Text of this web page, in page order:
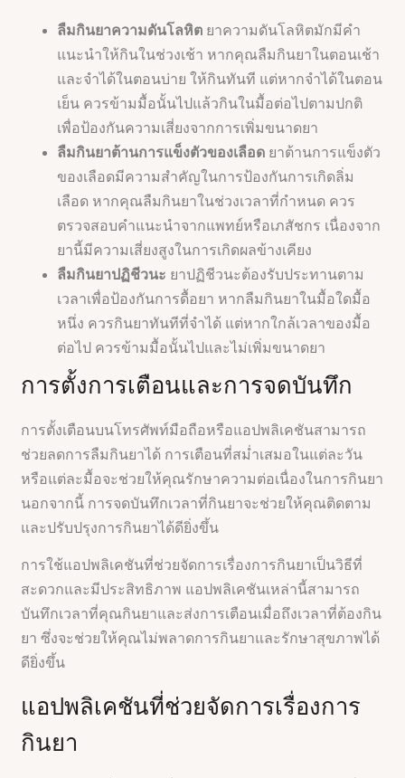
ลืมกินยาความดันโลหิต ยาความดันโลหิตมักมีคำ
แนะนำให้กินในช่วงเช้า หากคุณลืมกินยาในตอนเช้า
และจำได้ในตอนบ่าย ให้กินทันที แต่หากจำได้ในตอน
เย็น ควรข้ามมื้อนั้นไปแล้วกินในมื้อต่อไปตามปกติ
เพื่อป้องกันความเสี่ยงจากการเพิ่มขนาดยา
ลืมกินยาต้านการแข็งตัวของเลือด ยาต้านการแข็งตัว
ของเลือดมีความสำคัญในการป้องกันการเกิดลิ่ม
เลือด หากคุณลืมกินยาในช่วงเวลาที่กำหนด ควร
ตรวจสอบคำแนะนำจากแพทย์หรือเภสัชกร เนื่องจาก
ยานี้มีความเสี่ยงสูงในการเกิดผลข้างเคียง
ลืมกินยาปฏิชีวนะ ยาปฏิชีวนะต้องรับประทานตาม
เวลาเพื่อป้องกันการดื้อยา หากลืมกินยาในมื้อใดมื้อ
หนึ่ง ควรกินยาทันทีที่จำได้ แต่หากใกล้เวลาของมื้อ
ต่อไป ควรข้ามมื้อนั้นไปและไม่เพิ่มขนาดยา
การตั้งการเตือนและการจดบันทึก
การตั้งเตือนบนโทรศัพท์มือถือหรือแอปพลิเคชันสามารถ
ช่วยลดการลืมกินยาได้ การเตือนที่สม่ำเสมอในแต่ละวัน
หรือแต่ละมื้อจะช่วยให้คุณรักษาความต่อเนื่องในการกินยา
นอกจากนี้ การจดบันทึกเวลาที่กินยาจะช่วยให้คุณติดตาม
และปรับปรุงการกินยาได้ดียิ่งขึ้น
การใช้แอปพลิเคชันที่ช่วยจัดการเรื่องการกินยาเป็นวิธีที่
สะดวกและมีประสิทธิภาพ แอปพลิเคชันเหล่านี้สามารถ
บันทึกเวลาที่คุณกินยาและส่งการเตือนเมื่อถึงเวลาที่ต้องกิน
ยา ซึ่งจะช่วยให้คุณไม่พลาดการกินยาและรักษาสุขภาพได้
ดียิ่งขึ้น
แอปพลิเคชันที่ช่วยจัดการเรื่องการ
กินยา